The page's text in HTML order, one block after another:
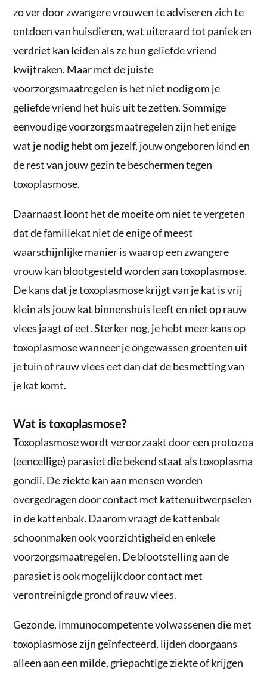
zo ver door zwangere vrouwen te adviseren zich te
ontdoen van huisdieren, wat uiteraard tot paniek en
verdriet kan leiden als ze hun geliefde vriend
kwijtraken. Maar met de juiste
voorzorgsmaatregelen is het niet nodig om je
geliefde vriend het huis uit te zetten. Sommige
eenvoudige voorzorgsmaatregelen zijn het enige
wat je nodig hebt om jezelf, jouw ongeboren kind en
de rest van jouw gezin te beschermen tegen
toxoplasmose.
Daarnaast loont het de moeite om niet te vergeten
dat de familiekat niet de enige of meest
waarschijnlijke manier is waarop een zwangere
vrouw kan blootgesteld worden aan toxoplasmose.
De kans dat je toxoplasmose krijgt van je kat is vrij
klein als jouw kat binnenshuis leeft en niet op rauw
vlees jaagt of eet. Sterker nog, je hebt meer kans op
toxoplasmose wanneer je ongewassen groenten uit
je tuin of rauw vlees eet dan dat de besmetting van
je kat komt.
Wat is toxoplasmose?
Toxoplasmose wordt veroorzaakt door een protozoa
(eencellige) parasiet die bekend staat als toxoplasma
gondii. De ziekte kan aan mensen worden
overgedragen door contact met kattenuitwerpselen
in de kattenbak. Daarom vraagt de kattenbak
schoonmaken ook voorzichtigheid en enkele
voorzorgsmaatregelen. De blootstelling aan de
parasiet is ook mogelijk door contact met
verontreinigde grond of rauw vlees.
Gezonde, immunocompetente volwassenen die met
toxoplasmose zijn geïnfecteerd, lijden doorgaans
alleen aan een milde, griepachtige ziekte of krijgen